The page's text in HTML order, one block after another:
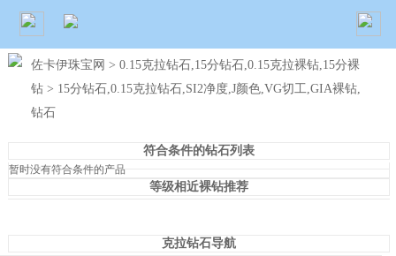
佐卡伊珠宝网 > 0.15克拉钻石,15分钻石,0.15克拉裸钻,15分裸
钻 > 15分钻石,0.15克拉钻石,SI2净度,J颜色,VG切工,GIA裸钻,
钻石
符合条件的钻石列表
暂时没有符合条件的产品
等级相近裸钻推荐
克拉钻石导航